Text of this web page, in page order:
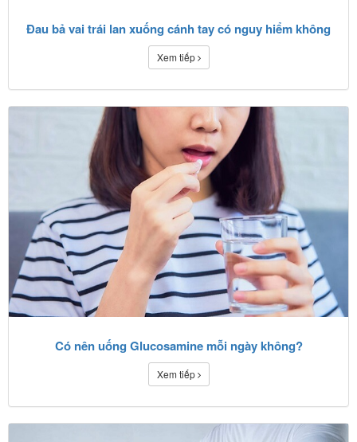
Đau bả vai trái lan xuống cánh tay có nguy hiểm không
Xem tiếp
Có nên uống Glucosamine mỗi ngày không?
Xem tiếp